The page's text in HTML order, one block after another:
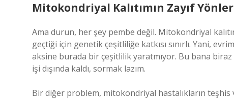
Mitokondriyal Kalıtımın Zayıf
Ama durun, her şey pembe değil. Mitokondriyal
geçtiği için genetik çeşitliliğe katkısı sınırlı. Yani,
aksine burada bir çeşitlilik yaratmıyor. Bu bana
işi dışında kaldı, sormak lazım.
Bir diğer problem, mitokondriyal hastalıkların